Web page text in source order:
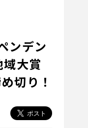
ンデン
大賞
切り！